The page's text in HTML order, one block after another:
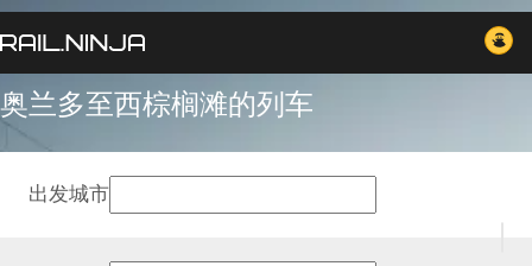
奥兰多至西棕榈滩的列车
出发城市